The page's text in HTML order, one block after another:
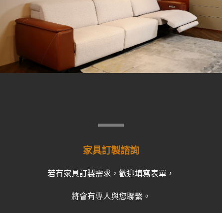
家具訂製諮詢
若有家具訂製需求，歡迎填寫表單，
將會有專人與您聯繫。